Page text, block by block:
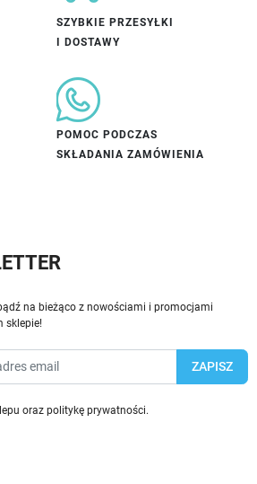
SZYBKIE PRZESYŁKI
I DOSTAWY
POMOC PODCZAS
SKŁADANIA ZAMÓWIENIA
na bieżąco z nowościami i promocjami
sklepie!
oraz politykę prywatności.